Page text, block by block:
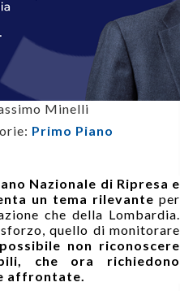
Minelli
Primo Piano
Nazionale di Ripresa e
un tema rilevante per
che della Lombardia.
quello di monitorare
non riconoscere
che ora richiedono
affrontate.